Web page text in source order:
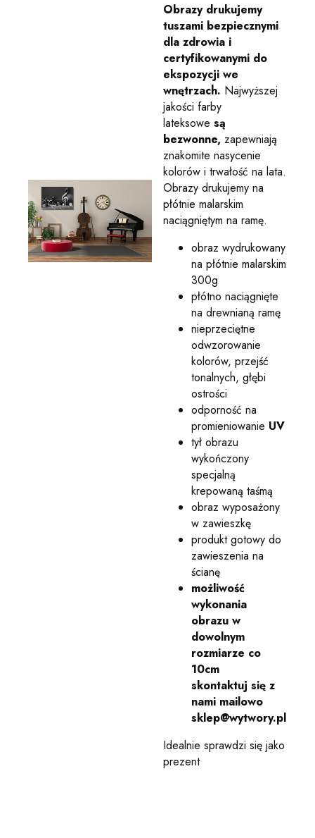
Obrazy drukujemy
tuszami bezpiecznymi
dla zdrowia i
certyfikowanymi do
ekspozycji we
wnętrzach. Najwyższej
jakości farby
lateksowe są
bezwonne, zapewniają
znakomite nasycenie
kolorów i trwałość na lata.
Obrazy drukujemy na
płótnie malarskim
naciągniętym na ramę.
obraz wydrukowany
na płótnie malarskim
300g
płótno naciągnięte
na drewnianą ramę
nieprzeciętne
odwzorowanie
kolorów, przejść
tonalnych, głębi
ostrości
odporność na
promieniowanie UV
tył obrazu
wykończony
specjalną
krepowaną taśmą
obraz wyposażony
w zawieszkę
produkt gotowy do
zawieszenia na
ścianę
możliwość
wykonania
obrazu w
dowolnym
rozmiarze co
10cm
skontaktuj się z
nami mailowo
sklep@wytwory.pl
Idealnie sprawdzi się jako
prezent